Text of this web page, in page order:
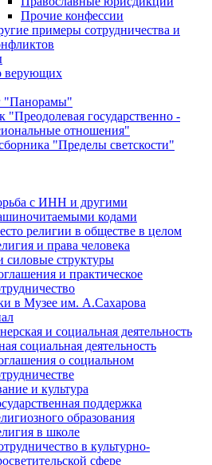
Прочие конфессии
примеры сотрудничества и
верующих
"Панорамы"
"Преодолевая государственно -
отношения"
"Пределы светскости"
с ИНН и другими
кодами
религии в обществе в целом
и права человека
силовые структуры
и практическое
в Музее им. А.Сахарова
и социальная деятельность
социальная деятельность
о социальном
и культура
поддержка
образования
в школе
в культурно-
сфере